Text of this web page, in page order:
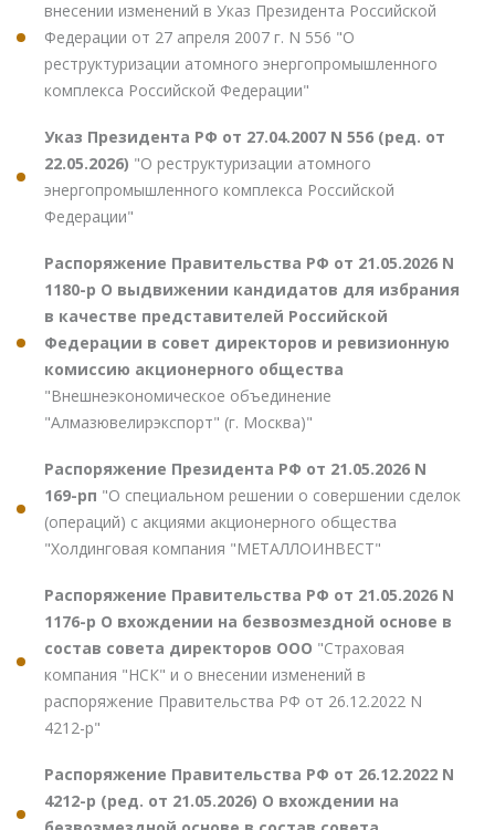
внесении изменений в Указ Президента Российской
Федерации от 27 апреля 2007 г. N 556 "О
реструктуризации атомного энергопромышленного
комплекса Российской Федерации"
Указ Президента РФ от 27.04.2007 N 556 (ред. от
22.05.2026) "О реструктуризации атомного
энергопромышленного комплекса Российской
Федерации"
Распоряжение Правительства РФ от 21.05.2026 N
1180-р О выдвижении кандидатов для избрания
в качестве представителей Российской
Федерации в совет директоров и ревизионную
комиссию акционерного общества
"Внешнеэкономическое объединение
"Алмазювелирэкспорт" (г. Москва)"
Распоряжение Президента РФ от 21.05.2026 N
169-рп "О специальном решении о совершении сделок
(операций) с акциями акционерного общества
"Холдинговая компания "МЕТАЛЛОИНВЕСТ"
Распоряжение Правительства РФ от 21.05.2026 N
1176-р О вхождении на безвозмездной основе в
состав совета директоров ООО "Страховая
компания "НСК" и о внесении изменений в
распоряжение Правительства РФ от 26.12.2022 N
4212-р"
Распоряжение Правительства РФ от 26.12.2022 N
4212-р (ред. от 21.05.2026) О вхождении на